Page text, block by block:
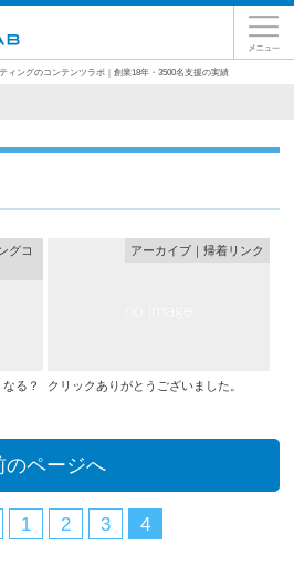
ィングのコンテンツラボ｜創業18年・3500名支援の実績
グコ
る？
アーカイブ｜帰着リンク
クリックありがとうございました。
のページへ
1 2 3 4